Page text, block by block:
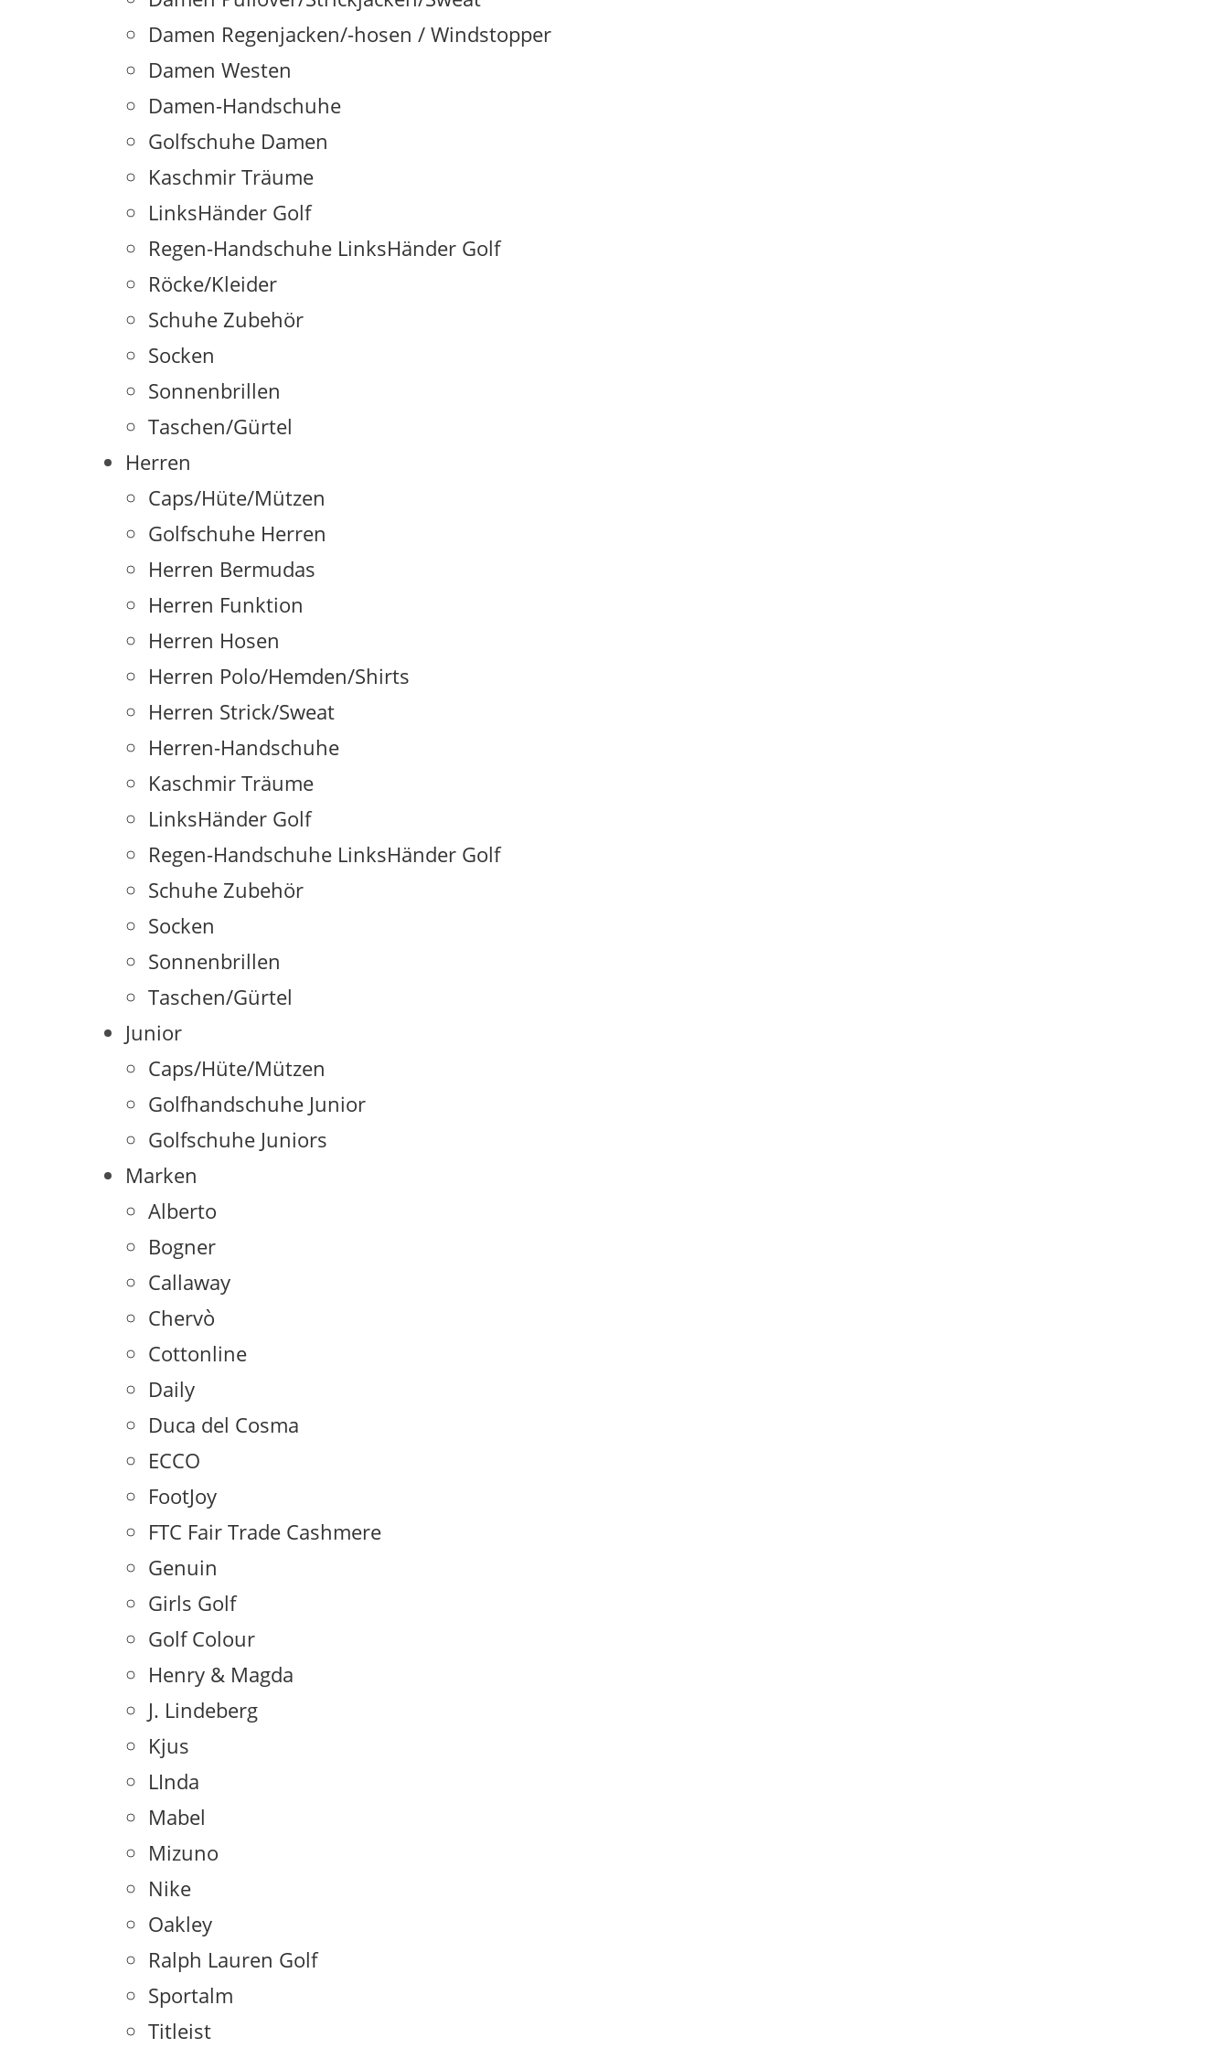
Damen Regenjacken/-hosen / Windstopper
Damen Westen
Damen-Handschuhe
Golfschuhe Damen
Kaschmir Träume
LinksHänder Golf
Regen-Handschuhe LinksHänder Golf
Röcke/Kleider
Schuhe Zubehör
Socken
Sonnenbrillen
Taschen/Gürtel
Herren
Caps/Hüte/Mützen
Golfschuhe Herren
Herren Bermudas
Herren Funktion
Herren Hosen
Herren Polo/Hemden/Shirts
Herren Strick/Sweat
Herren-Handschuhe
Kaschmir Träume
LinksHänder Golf
Regen-Handschuhe LinksHänder Golf
Schuhe Zubehör
Socken
Sonnenbrillen
Taschen/Gürtel
Junior
Caps/Hüte/Mützen
Golfhandschuhe Junior
Golfschuhe Juniors
Marken
Alberto
Bogner
Callaway
Chervò
Cottonline
Daily
Duca del Cosma
ECCO
FootJoy
FTC Fair Trade Cashmere
Genuin
Girls Golf
Golf Colour
Henry & Magda
J. Lindeberg
Kjus
LInda
Mabel
Mizuno
Nike
Oakley
Ralph Lauren Golf
Sportalm
Titleist